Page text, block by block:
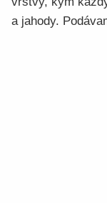
a jahody.